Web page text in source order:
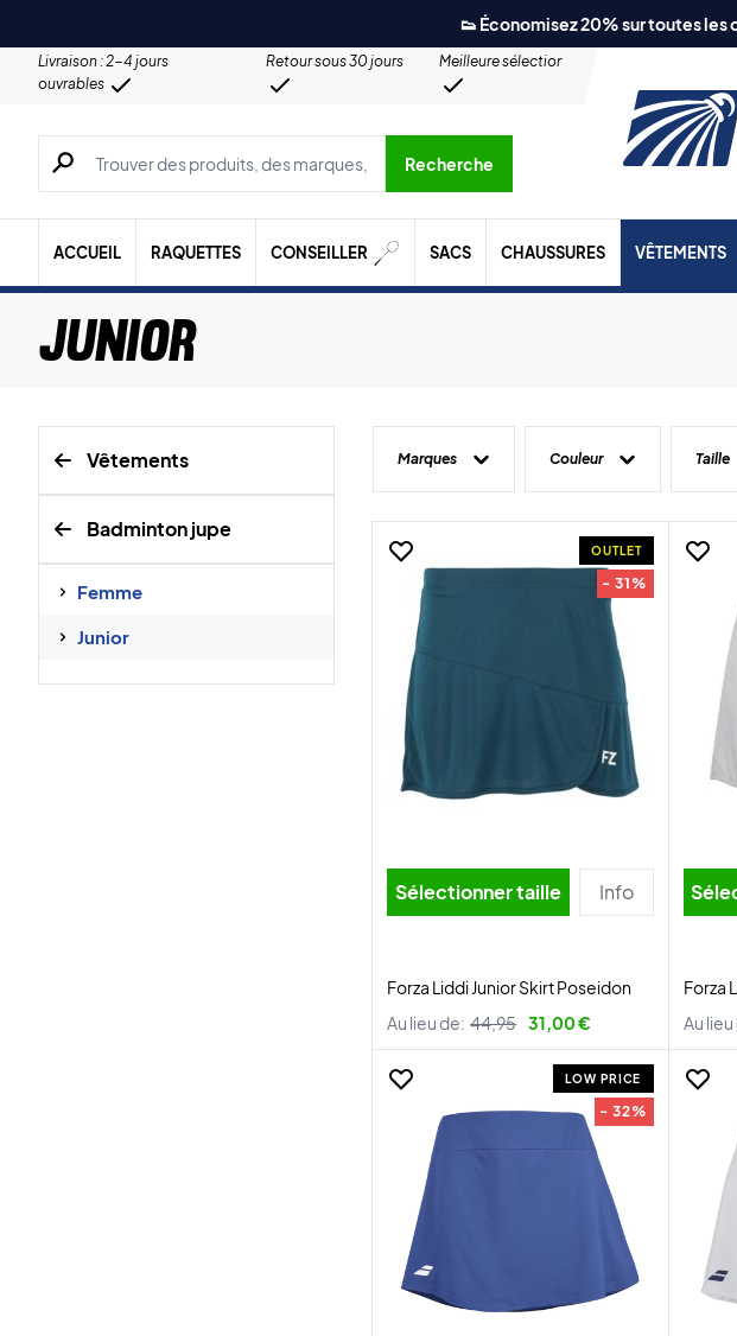
👟 Économisez 20% sur toutes les
Livraison : 2-4 jours
ouvrables
Retour sous 30 jours
Meilleure sélection
Recherche de produits, de marques, etc.
Recherche
ACCUEIL RAQUETTES CONSEILLER SACS CHAUSSURES VÊTEMENTS
Junior
Vêtements
Badminton jupe
Femme
Junior
Marques Couleur Taille
OUTLET
- 31%
Sélectionner taille Info
Forza Liddi Junior Skirt Poseidon
Au lieu de: 44,95 31,00 €
Forza
Au
LOW PRICE
- 32%